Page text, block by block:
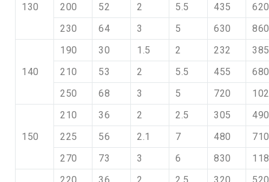
130
200
52 2 5.5 435
620
230
64 3 5 630 860
140
190 30 1.5 2 232
385
210
53 2 5.5 455
680
250
68 3 5 720
150
210 36 2 2.5 305
490
225
56 2.1 7 480
710
270
73 3 6 830
220 36 2 2.5 320
520